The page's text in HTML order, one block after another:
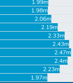
1.99m
1.98m
2.06m
2.19m
2.33m
2.43m
2.47m
2.4m
2.23m
1.97m